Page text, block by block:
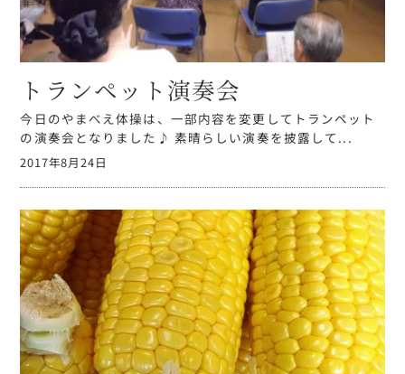
トランペット演奏会
今日のやまべえ体操は、一部内容を変更してトランペット
の演奏会となりました♪ 素晴らしい演奏を披露して...
2017年8月24日